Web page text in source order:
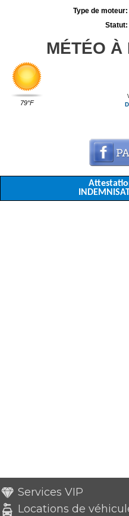
Type de moteur:
Statut:
MÉTÉO À
79°F
Services VIP
Locations de